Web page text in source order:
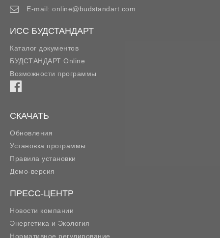
E-mail: online@budstandart.com
ИСС БУДСТАНДАРТ
Каталог документов
БУДСТАНДАРТ Online
Возможности программы
СКАЧАТЬ
Обновления
Установка программы
Правила установки
Демо-версия
ПРЕСС-ЦЕНТР
Новости компании
Энергетика и Экология
Нормативное регулирование